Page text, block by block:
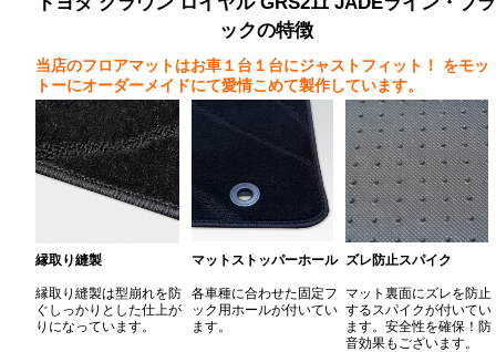
ックの特徴
当店のフロアマットはお車１台１台にジャストフィット！
をモッ
トーにオーダーメイドにて愛情こめて製作しています。
縁取り縫製
縁取り縫製は型崩れを防
ぐしっかりとした仕上が
りになっています。
マットストッパーホール
各車種に合わせた固定フ
ック用ホールが付いてい
ます。
ズレ防止スパイク
マット裏面にズレを防止
するスパイクが付いてい
ます。安全性を確保！防
音効果もございます。